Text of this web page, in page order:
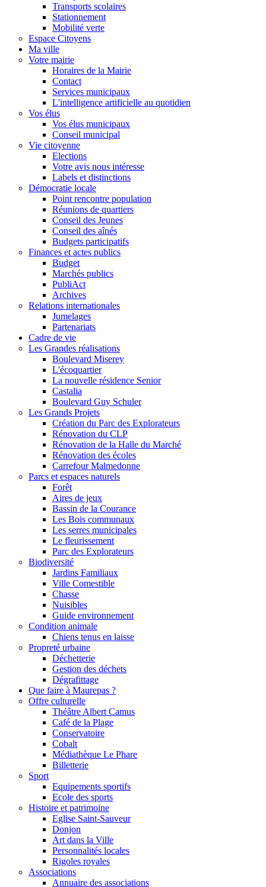
Transports scolaires
Stationnement
Mobilité verte
Espace Citoyens
Ma ville
Votre mairie
Horaires de la Mairie
Contact
Services municipaux
L'intelligence artificielle au quotidien
Vos élus
Vos élus municipaux
Conseil municipal
Vie citoyenne
Elections
Votre avis nous intéresse
Labels et distinctions
Démocratie locale
Point rencontre population
Réunions de quartiers
Conseil des Jeunes
Conseil des aînés
Budgets participatifs
Finances et actes publics
Budget
Marchés publics
PubliAct
Archives
Relations internationales
Jumelages
Partenariats
Cadre de vie
Les Grandes réalisations
Boulevard Miserey
L'écoquartier
La nouvelle résidence Senior
Castalia
Boulevard Guy Schuler
Les Grands Projets
Création du Parc des Explorateurs
Rénovation du CLP
Rénovation de la Halle du Marché
Rénovation des écoles
Carrefour Malmedonne
Parcs et espaces naturels
Forêt
Aires de jeux
Bassin de la Courance
Les Bois communaux
Les serres municipales
Le fleurissement
Parc des Explorateurs
Biodiversité
Jardins Familiaux
Ville Comestible
Chasse
Nuisibles
Guide environnement
Condition animale
Chiens tenus en laisse
Propreté urbaine
Déchetterie
Gestion des déchets
Dégrafittage
Que faire à Maurepas ?
Offre culturelle
Théâtre Albert Camus
Café de la Plage
Conservatoire
Cobalt
Médiathèque Le Phare
Billetterie
Sport
Equipements sportifs
Ecole des sports
Histoire et patrimoine
Eglise Saint-Sauveur
Donjon
Art dans la Ville
Personnalités locales
Rigoles royales
Associations
Annuaire des associations